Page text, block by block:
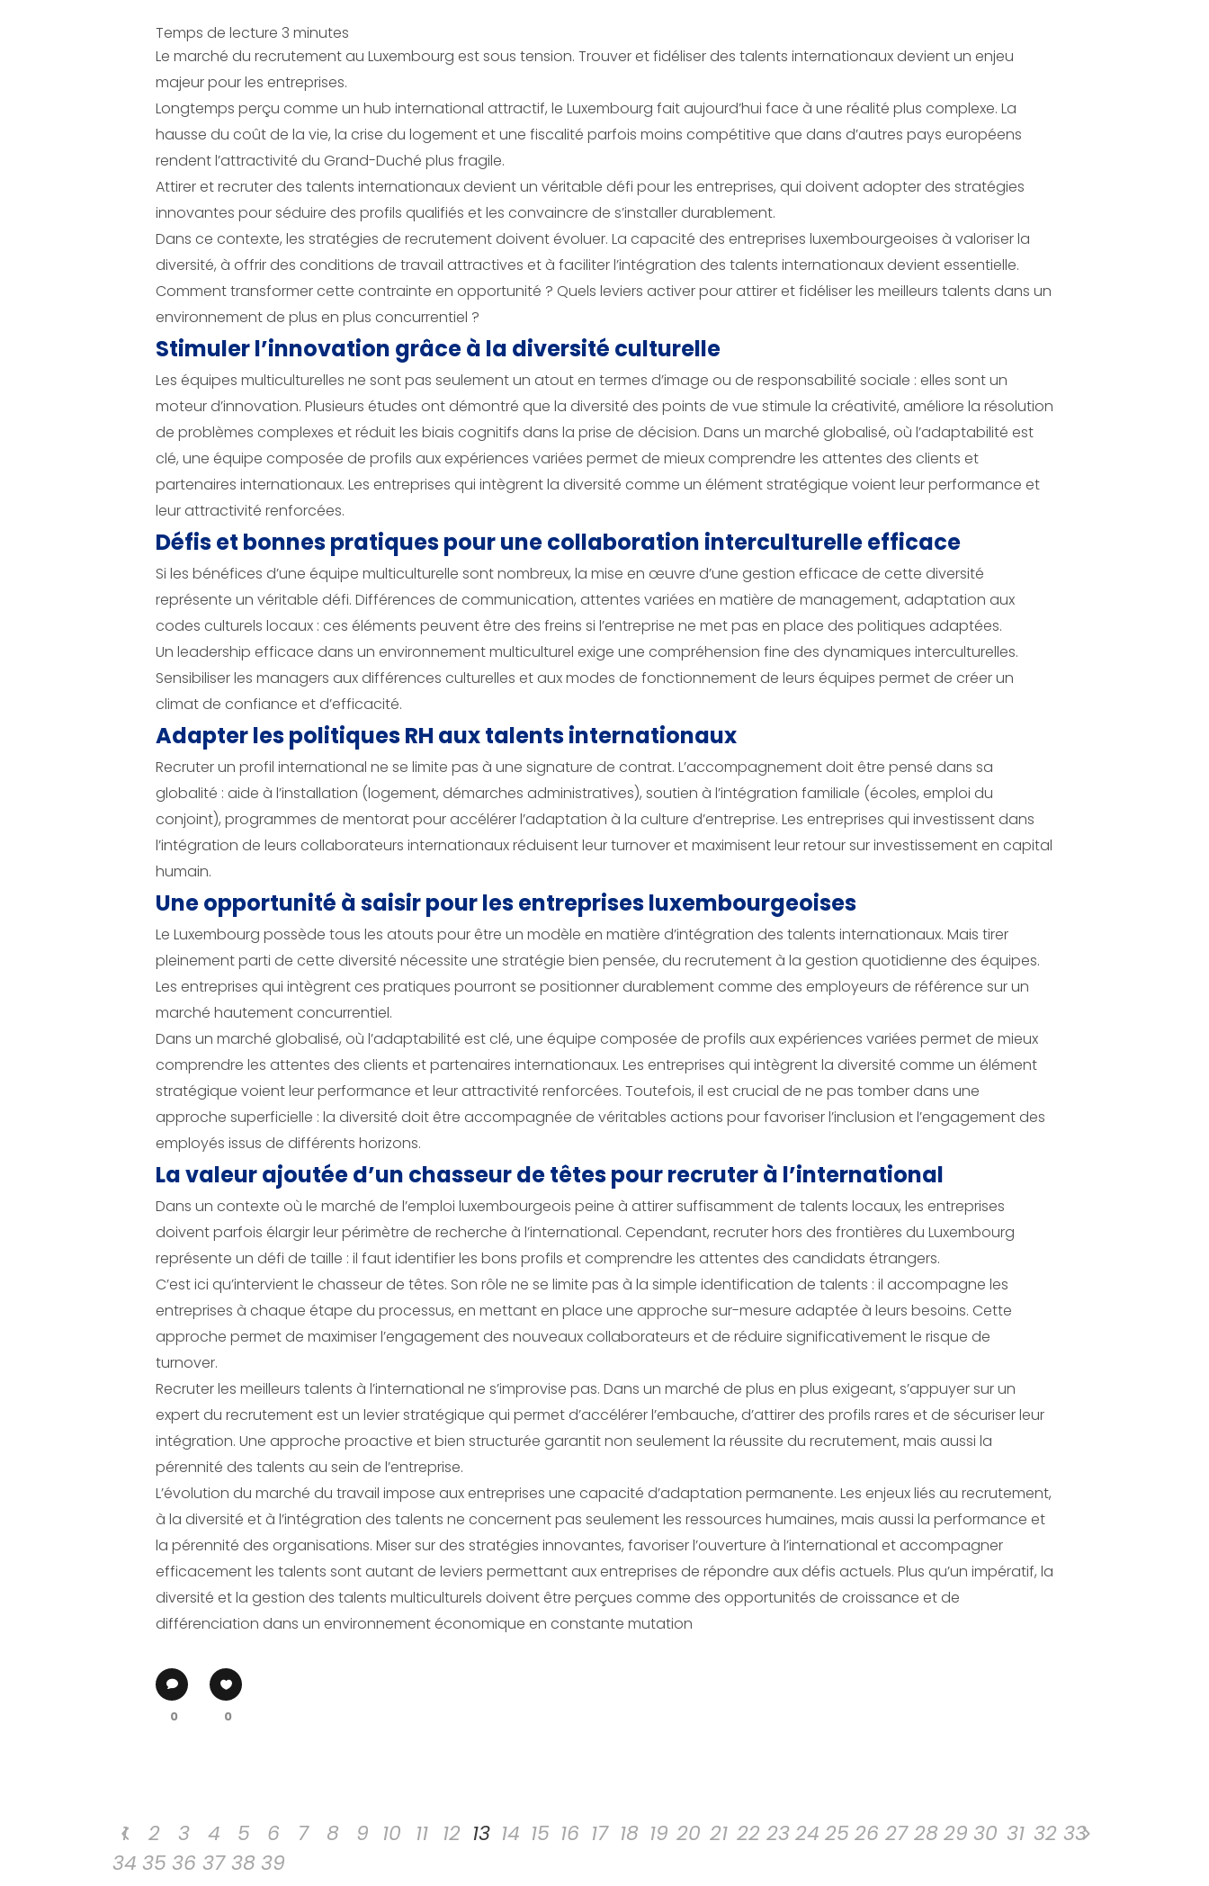
Temps de lecture 3 minutes
Le marché du recrutement au Luxembourg est sous tension. Trouver et fidéliser des talents internationaux devient un enjeu
majeur pour les entreprises.
Longtemps perçu comme un hub international attractif, le Luxembourg fait aujourd’hui face à une réalité plus complexe. La
hausse du coût de la vie, la crise du logement et une fiscalité parfois moins compétitive que dans d’autres pays européens
rendent l’attractivité du Grand-Duché plus fragile.
Attirer et recruter des talents internationaux devient un véritable défi pour les entreprises, qui doivent adopter des stratégies
innovantes pour séduire des profils qualifiés et les convaincre de s’installer durablement.
Dans ce contexte, les stratégies de recrutement doivent évoluer. La capacité des entreprises luxembourgeoises à valoriser la
diversité, à offrir des conditions de travail attractives et à faciliter l’intégration des talents internationaux devient essentielle.
Comment transformer cette contrainte en opportunité ? Quels leviers activer pour attirer et fidéliser les meilleurs talents dans un
environnement de plus en plus concurrentiel ?
Stimuler l’innovation grâce à la diversité culturelle
Les équipes multiculturelles ne sont pas seulement un atout en termes d’image ou de responsabilité sociale : elles sont un
moteur d’innovation. Plusieurs études ont démontré que la diversité des points de vue stimule la créativité, améliore la résolution
de problèmes complexes et réduit les biais cognitifs dans la prise de décision. Dans un marché globalisé, où l’adaptabilité est
clé, une équipe composée de profils aux expériences variées permet de mieux comprendre les attentes des clients et
partenaires internationaux. Les entreprises qui intègrent la diversité comme un élément stratégique voient leur performance et
leur attractivité renforcées.
Défis et bonnes pratiques pour une collaboration interculturelle efficace
Si les bénéfices d’une équipe multiculturelle sont nombreux, la mise en œuvre d’une gestion efficace de cette diversité
représente un véritable défi. Différences de communication, attentes variées en matière de management, adaptation aux
codes culturels locaux : ces éléments peuvent être des freins si l’entreprise ne met pas en place des politiques adaptées.
Un leadership efficace dans un environnement multiculturel exige une compréhension fine des dynamiques interculturelles.
Sensibiliser les managers aux différences culturelles et aux modes de fonctionnement de leurs équipes permet de créer un
climat de confiance et d’efficacité.
Adapter les politiques RH aux talents internationaux
Recruter un profil international ne se limite pas à une signature de contrat. L’accompagnement doit être pensé dans sa
globalité : aide à l’installation (logement, démarches administratives), soutien à l’intégration familiale (écoles, emploi du
conjoint), programmes de mentorat pour accélérer l’adaptation à la culture d’entreprise. Les entreprises qui investissent dans
l’intégration de leurs collaborateurs internationaux réduisent leur turnover et maximisent leur retour sur investissement en capital
humain.
Une opportunité à saisir pour les entreprises luxembourgeoises
Le Luxembourg possède tous les atouts pour être un modèle en matière d’intégration des talents internationaux. Mais tirer
pleinement parti de cette diversité nécessite une stratégie bien pensée, du recrutement à la gestion quotidienne des équipes.
Les entreprises qui intègrent ces pratiques pourront se positionner durablement comme des employeurs de référence sur un
marché hautement concurrentiel.
Dans un marché globalisé, où l’adaptabilité est clé, une équipe composée de profils aux expériences variées permet de mieux
comprendre les attentes des clients et partenaires internationaux. Les entreprises qui intègrent la diversité comme un élément
stratégique voient leur performance et leur attractivité renforcées. Toutefois, il est crucial de ne pas tomber dans une
approche superficielle : la diversité doit être accompagnée de véritables actions pour favoriser l’inclusion et l’engagement des
employés issus de différents horizons.
La valeur ajoutée d’un chasseur de têtes pour recruter à l’international
Dans un contexte où le marché de l’emploi luxembourgeois peine à attirer suffisamment de talents locaux, les entreprises
doivent parfois élargir leur périmètre de recherche à l’international. Cependant, recruter hors des frontières du Luxembourg
représente un défi de taille : il faut identifier les bons profils et comprendre les attentes des candidats étrangers.
C’est ici qu’intervient le chasseur de têtes. Son rôle ne se limite pas à la simple identification de talents : il accompagne les
entreprises à chaque étape du processus, en mettant en place une approche sur-mesure adaptée à leurs besoins. Cette
approche permet de maximiser l’engagement des nouveaux collaborateurs et de réduire significativement le risque de
turnover.
Recruter les meilleurs talents à l’international ne s’improvise pas. Dans un marché de plus en plus exigeant, s’appuyer sur un
expert du recrutement est un levier stratégique qui permet d’accélérer l’embauche, d’attirer des profils rares et de sécuriser leur
intégration. Une approche proactive et bien structurée garantit non seulement la réussite du recrutement, mais aussi la
pérennité des talents au sein de l’entreprise.
L’évolution du marché du travail impose aux entreprises une capacité d’adaptation permanente. Les enjeux liés au recrutement,
à la diversité et à l’intégration des talents ne concernent pas seulement les ressources humaines, mais aussi la performance et
la pérennité des organisations. Miser sur des stratégies innovantes, favoriser l’ouverture à l’international et accompagner
efficacement les talents sont autant de leviers permettant aux entreprises de répondre aux défis actuels. Plus qu’un impératif, la
diversité et la gestion des talents multiculturels doivent être perçues comme des opportunités de croissance et de
différenciation dans un environnement économique en constante mutation
0 0
1 2 3 4 5 6 7 8 9 10 11 12 13 14 15 16 17 18 19 20 21 22 23 24 25 26 27 28 29 30 31 32 33
34 35 36 37 38 39